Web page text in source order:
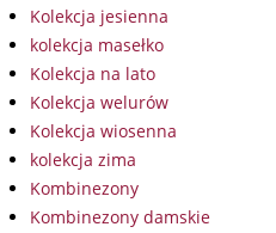
Kolekcja jesienna
kolekcja masełko
Kolekcja na lato
Kolekcja welurów
Kolekcja wiosenna
kolekcja zima
Kombinezony
Kombinezony damskie